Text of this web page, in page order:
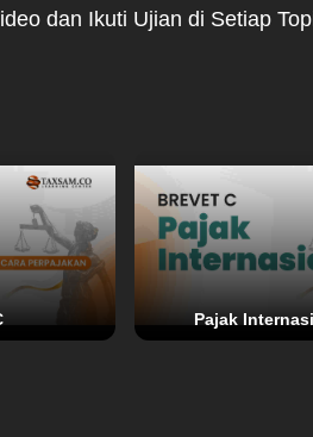
dan Ikuti Ujian di Setiap
Pajak